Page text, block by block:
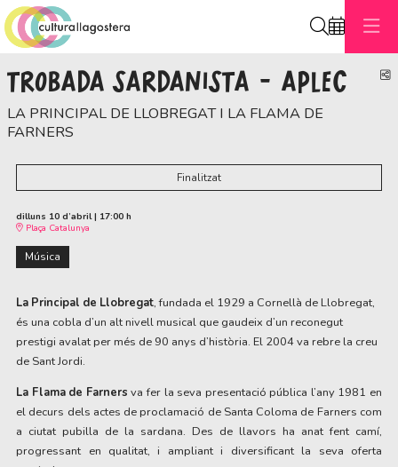
TROBADA SARDANISTA - APLEC
LA PRINCIPAL DE LLOBREGAT I LA FLAMA DE
FARNERS
Finalitzat
dilluns 10 d’abril| 17:00 h
Plaça Catalunya
Música
La Principal de Llobregat, fundada el 1929 a Cornellà de Llobregat,
és una cobla d’un alt nivell musical que gaudeix d’un reconegut
prestigi avalat per més de 90 anys d’història. El 2004 va rebre la creu
de Sant Jordi.
La Flama de Farners va fer la seva presentació pública l’any 1981 en
el decurs dels actes de proclamació de Santa Coloma de Farners com
a ciutat pubilla de la sardana. Des de llavors ha anat fent camí,
progressant en qualitat, i ampliant i diversificant la seva oferta